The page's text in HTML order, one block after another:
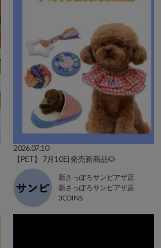
2026.07.10
【PET】 7月10日発売新商品🐶
新さっぽろサンピアザ店
新さっぽろサンピアザ店
3COINS